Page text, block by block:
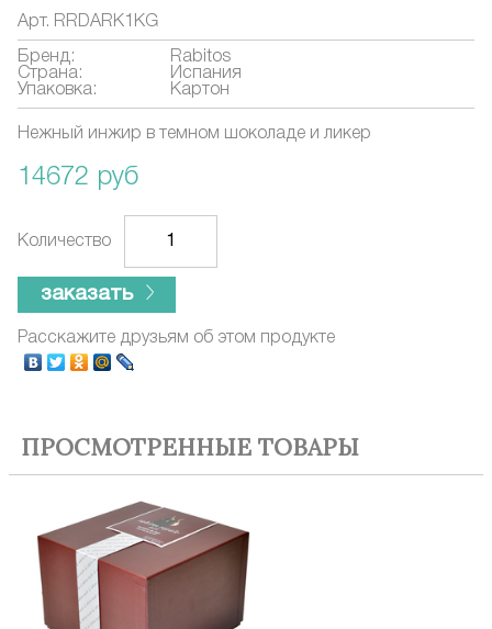
Арт. RRDARK1KG
Бренд:
Rabitos
Страна:
Испания
Упаковка:
Картон
Нежный инжир в темном шоколаде и ликер
14672 руб
Количество
заказать
Расскажите друзьям об этом продукте
ПРОСМОТРЕННЫЕ ТОВАРЫ